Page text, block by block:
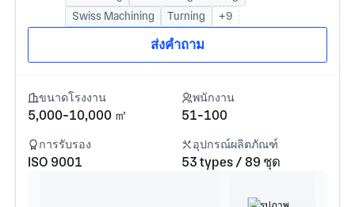
Swiss Machining
Turning +9
ส่งคำถาม
ขนาดโรงงาน
5,000-10,000 ㎡
พนักงาน
51-100
การรับรอง
ISO 9001
อุปกรณ์ผลิตภัณฑ์
53 types / 89 ชุด